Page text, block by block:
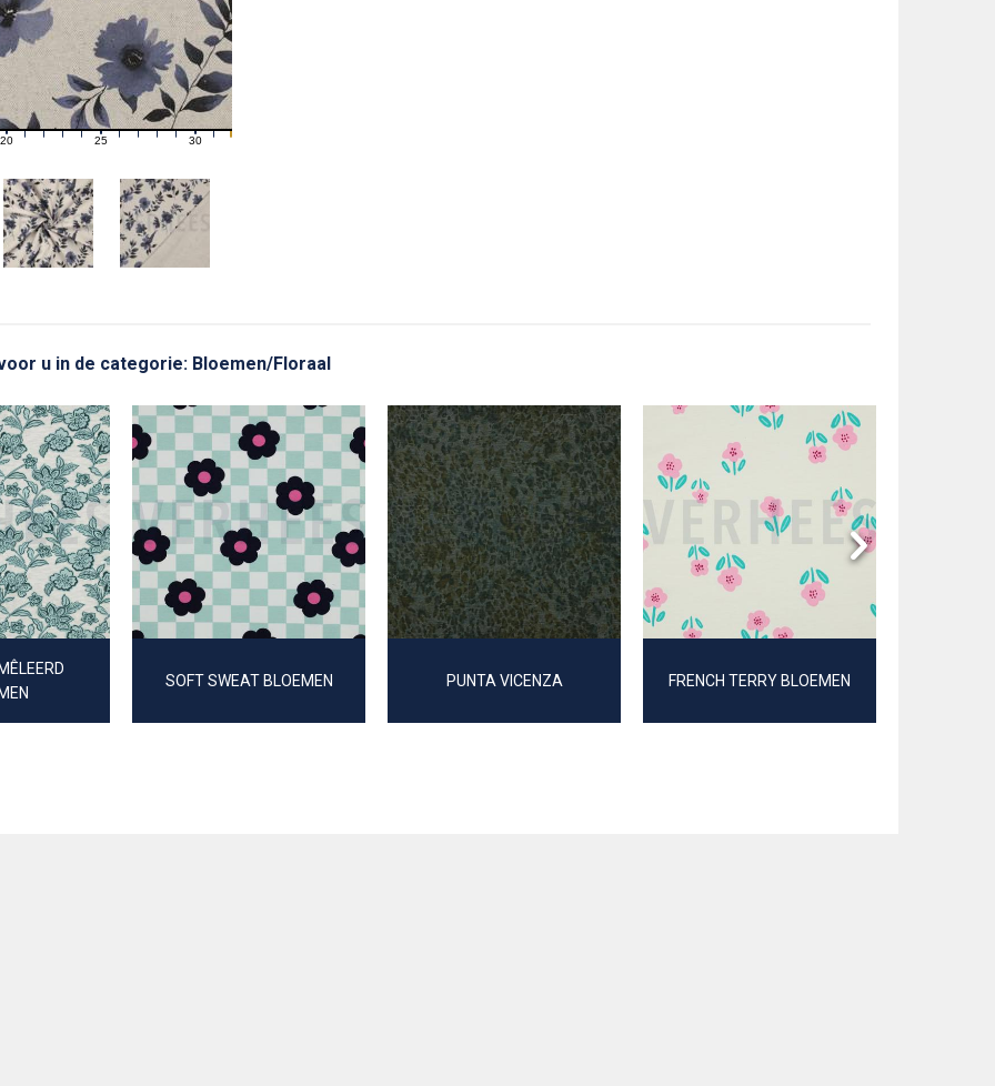
20 21 22 23 24 25 26 27 28 29 30 31
u in de categorie: Bloemen/Floraal
SOFT SWEAT BLOEMEN PUNTA VICENZA FRENCH TERRY BLOEMEN